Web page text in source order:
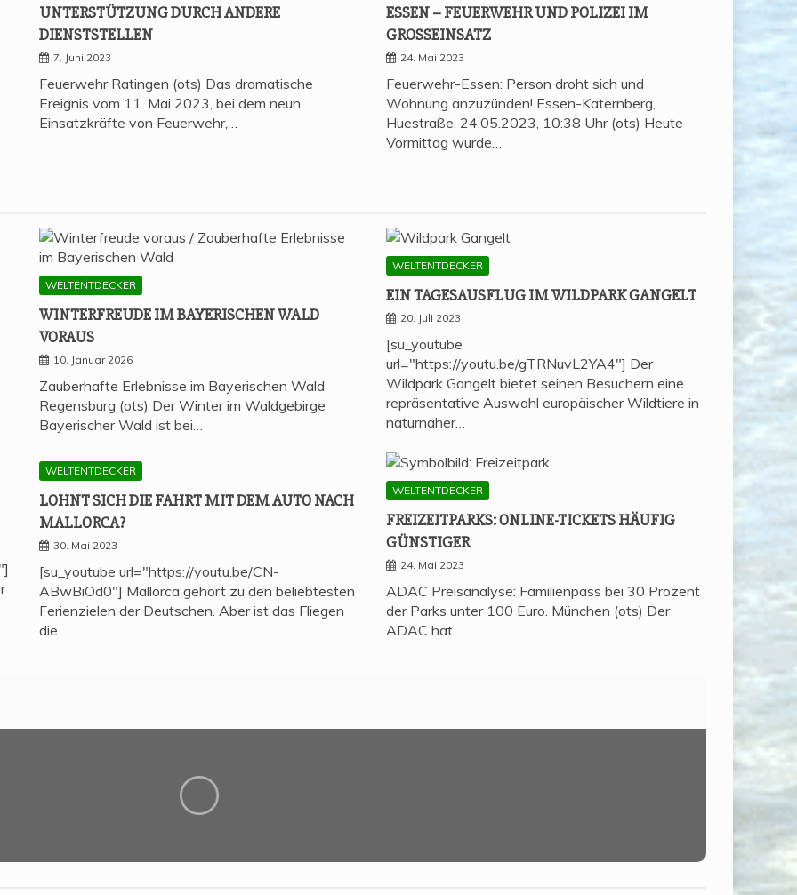
UNTER­STÜT­ZUNG DURCH ANDE­RE
DIENSTSTELLEN
7. Juni 2023
Feuerwehr Ratingen (ots) Das dramatische
Ereignis vom 11. Mai 2023, bei dem neun
Einsatzkräfte von Feuerwehr,…
ESSEN – FEU­ER­WEHR UND POLI­ZEI IM
GROSSEINSATZ
24. Mai 2023
Feuerwehr-Essen: Person droht sich und
Wohnung anzuzünden! Essen-Katernberg,
Huestraße, 24.05.2023, 10:38 Uhr (ots) Heute
Vormittag wurde…
WELTENTDECKER
WIN­TER­FREU­DE IM BAYE­RI­SCHEN WALD
VORAUS
10. Januar 2026
Zauberhafte Erlebnisse im Bayerischen Wald
Regensburg (ots) Der Winter im Waldgebirge
Bayerischer Wald ist bei…
WELTENTDECKER
EIN TAGES­AUS­FLUG IM WILD­PARK GANGELT
20. Juli 2023
[su_youtube
url="https://youtu.be/gTRNuvL2YA4"] Der
Wildpark Gangelt bietet seinen Besuchern eine
repräsentative Auswahl europäischer Wildtiere in
naturnaher…
WELTENTDECKER
LOHNT SICH DIE FAHRT MIT DEM AUTO NACH
MALLORCA?
30. Mai 2023
[su_youtube url="https://youtu.be/CN-
ABwBiOd0"] Mallorca gehört zu den beliebtesten
Ferienzielen der Deutschen. Aber ist das Fliegen
die…
WELTENTDECKER
FREI­ZEIT­PARKS: ONLINE-TICKETS HÄU­FIG
GÜNSTIGER
24. Mai 2023
ADAC Preisanalyse: Familienpass bei 30 Prozent
der Parks unter 100 Euro. München (ots) Der
ADAC hat…